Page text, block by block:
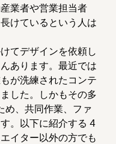
業者や営業担当者
けているという人は
てデザインを依頼し
あります。最近では
が洗練されたコンテ
した。しかもその多
め、共同作業、ファ
。以下に紹介する 4
イター以外の方でも